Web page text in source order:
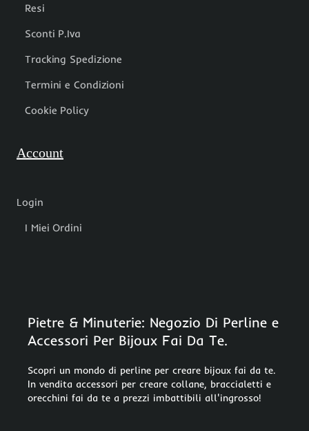
Resi
Sconti P.Iva
Tracking Spedizione
Termini e Condizioni
Cookie Policy
Account
Login
I Miei Ordini
Pietre & Minuterie: Negozio Di Perline e
Accessori Per Bijoux Fai Da Te.
Scopri un mondo di perline per creare bijoux fai da te.
In vendita accessori per creare collane, braccialetti e
orecchini fai da te a prezzi imbattibili all'ingrosso!